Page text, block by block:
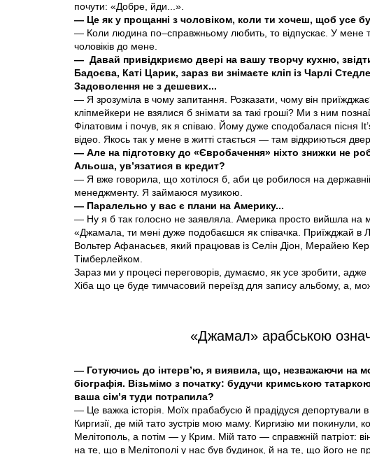
почути: «Добре, йди...».
— Це як у прощанні з чоловіком, коли ти хочеш, щоб усе
— Коли людина по–справжньому любить, то відпускає. У мене
чоловіків до мене.
— Давай привідкриємо двері на вашу творчу кухню,
Бадоєва, Каті Царик, зараз ви знімаєте кліп із Чарлі
Задоволення не з дешевих...
— Я зрозуміла в чому запитання. Розказати, чому він
кліпмейкери не взялися б знімати за такі гроші? Ми з ним
Філатовим і почув, як я співаю. Йому дуже сподобалася пісня
відео. Якось так у мене в житті стається — там відкриються
— Але на підготовку до «Євробачення» ніхто знижки не
Альоша, ув’язатися в кредит?
— Я вже говорила, що хотілося б, аби це робилося на
менеджменту. Я займаюся музикою.
— Паралельно у вас є плани на Америку...
— Ну я б так голосно не заявляла. Америка просто вийшла на
«Джамала, ти мені дуже подобаєшся як співачка. Приїжджай
Вольтер Афанасьєв, який працював із Селін Діон, Мерайею
Тімберлейком.
Зараз ми у процесі переговорів, думаємо, як усе зробити,
Хіба що це буде тимчасовий переїзд для запису альбому, а,
«Джамал» арабською
— Готуючись до інтерв’ю, я виявила, що, незважаючи на
біографія. Візьмімо з початку: будучи кримською
ваша сім’я туди потрапила?
— Це важка історія. Моїх прабабусю й прадідуся депортували
Киргизії, де мій тато зустрів мою маму. Киргизію ми покинули,
Мелітополь, а потім — у Крим. Мій тато — справжній патріот:
на те, що в Мелітополі у нас був будинок, й на те, що його не